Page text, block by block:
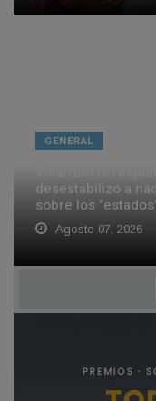
GENERAL
desestabilizo a
sobre los
Agosto 07, 2026